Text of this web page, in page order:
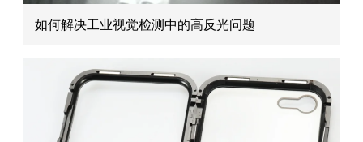
如何解决工业视觉检测中的高反光问题